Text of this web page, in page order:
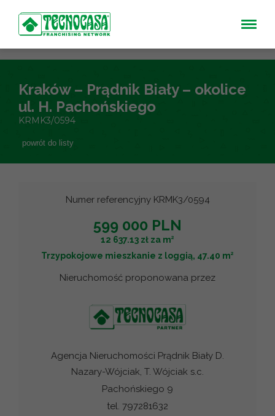
Kraków – Prądnik Biały – okolice
ul. H. Pachońskiego
KRMK3/0594
powrót do listy
Numer referencyjny KRMK3/0594
599 000 PLN
12 637.13 zł za m2
Trzypokojowe mieszkanie z loggią, 47.40 m2
Nieruchomość proponowana przez
Agencja Nieruchomości Prądnik Biały D.
Nazary-Wójciak, T. Wójciak s.c.
Pachońskiego 9
tel. 797281632